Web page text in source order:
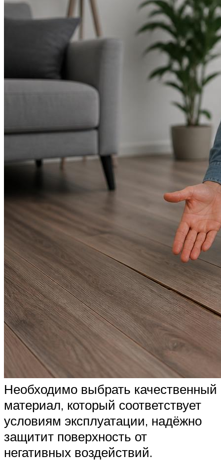
Необходимо выбрать качественный
материал, который соответствует
условиям эксплуатации, надёжно
защитит поверхность от
негативных воздействий.